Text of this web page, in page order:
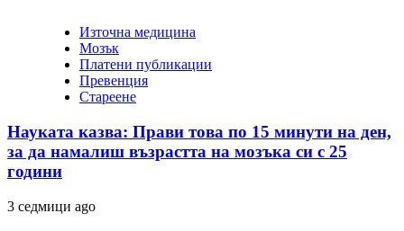
Източна медицина
Мозък
Платени публикации
Превенция
Стареене
Науката казва: Прави това по 15 минути на ден,
за да намалиш възрастта на мозъка си с 25
години
3 седмици ago